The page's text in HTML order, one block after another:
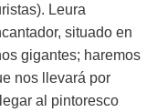
Leura
situado en
gigantes; haremos
nos llevará por
al pintoresco